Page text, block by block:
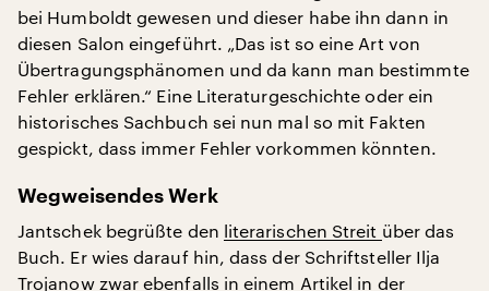
bei Humboldt gewesen und dieser habe ihn dann in
diesen Salon eingeführt. „Das ist so eine Art von
Übertragungsphänomen und da kann man bestimmte
Fehler erklären.“ Eine Literaturgeschichte oder ein
historisches Sachbuch sei nun mal so mit Fakten
gespickt, dass immer Fehler vorkommen könnten.
Wegweisendes Werk
Jantschek begrüßte den literarischen Streit über das
Buch. Er wies darauf hin, dass der Schriftsteller Ilja
Trojanow zwar ebenfalls in einem Artikel in der